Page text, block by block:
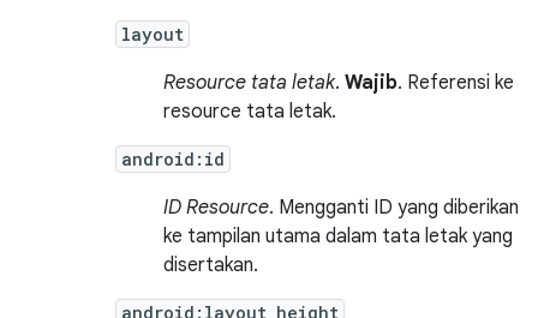
layout
Resource tata letak. Wajib. Referensi ke
resource tata letak.
android:id
ID Resource. Mengganti ID yang diberikan
ke tampilan utama dalam tata letak yang
disertakan.
android:layout_height